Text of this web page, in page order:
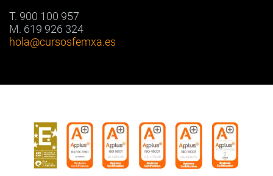
T. 900 100 957
M. 619 926 324
hola@cursosfemxa.es